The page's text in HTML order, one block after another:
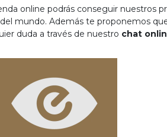
online podrás conseguir nuestros
mundo. Además te proponemos
duda a través de nuestro chat